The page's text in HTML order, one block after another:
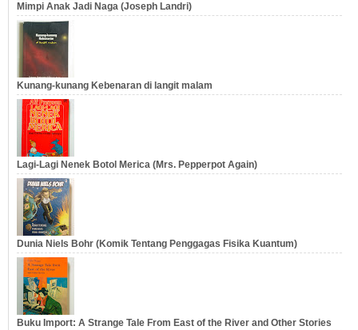
Mimpi Anak Jadi Naga (Joseph Landri)
Kunang-kunang Kebenaran di langit malam
Lagi-Lagi Nenek Botol Merica (Mrs. Pepperpot Again)
Dunia Niels Bohr (Komik Tentang Penggagas Fisika Kuantum)
Buku Import: A Strange Tale From East of the River and Other Stories